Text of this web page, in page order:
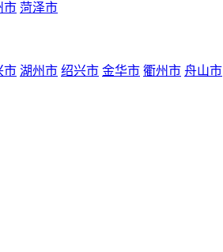
市 菏泽市
市 湖州市 绍兴市 金华市 衢州市 舟山市